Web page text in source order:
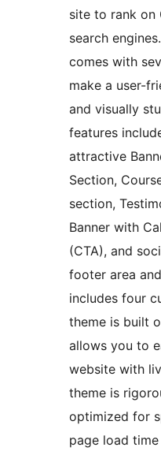
site to rank on
search
comes with
make a user-
and visually
features
attractive
Section,
section,
Banner with
(CTA), and
footer area
includes four
theme is built
allows you to
website with
theme is
optimized for
page load